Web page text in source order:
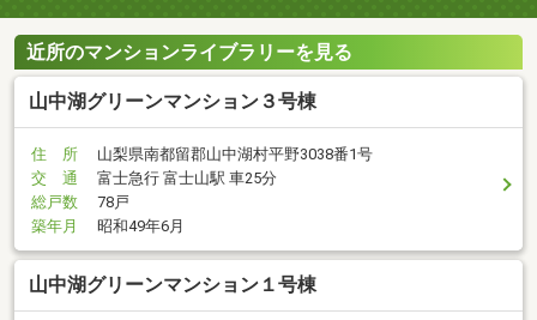
近所のマンションライブラリーを見る
山中湖グリーンマンション３号棟
住 所
山梨県南都留郡山中湖村平野3038番1号
交 通
富士急行 富士山駅 車25分
総戸数
78戸
築年月
昭和49年6月
山中湖グリーンマンション１号棟